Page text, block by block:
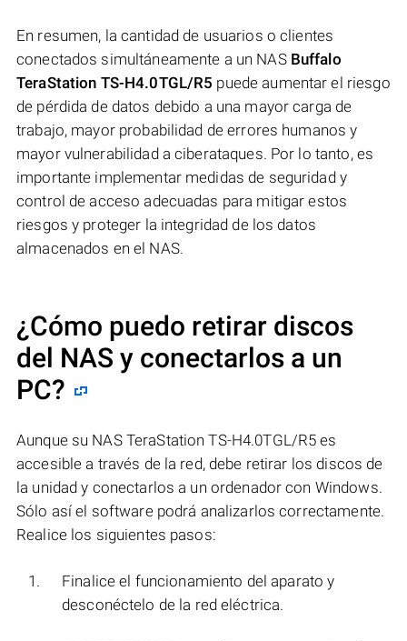
En resumen, la cantidad de usuarios o clientes
conectados simultáneamente a un NAS Buffalo
TeraStation TS-H4.0TGL/R5 puede aumentar el riesgo
de pérdida de datos debido a una mayor carga de
trabajo, mayor probabilidad de errores humanos y
mayor vulnerabilidad a ciberataques. Por lo tanto, es
importante implementar medidas de seguridad y
control de acceso adecuadas para mitigar estos
riesgos y proteger la integridad de los datos
almacenados en el NAS.
¿Cómo puedo retirar discos
del NAS y conectarlos a un
PC?
Aunque su NAS TeraStation TS-H4.0TGL/R5 es
accesible a través de la red, debe retirar los discos de
la unidad y conectarlos a un ordenador con Windows.
Sólo así el software podrá analizarlos correctamente.
Realice los siguientes pasos:
Finalice el funcionamiento del aparato y
desconéctelo de la red eléctrica.